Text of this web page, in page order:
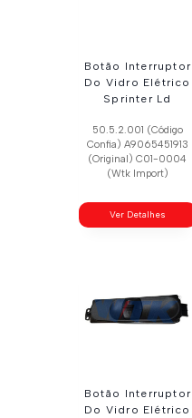
Botão Interruptor
Do Vidro Elétrico
Sprinter Ld
50.5.2.001 (Código
Confia) A9065451913
(Original) C01-0004
(Wtk Import)
Ver Detalhes
Botão Interruptor
Do Vidro Elétrico